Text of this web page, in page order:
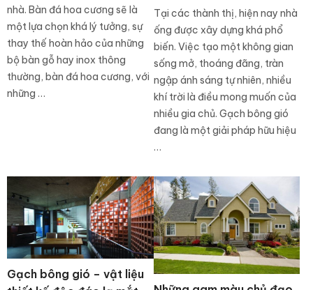
nhà. Bàn đá hoa cương sẽ là
một lựa chọn khá lý tưởng, sự
thay thế hoàn hảo của những
bộ bàn gỗ hay inox thông
thường, bàn đá hoa cương, với
những …
Tại các thành thị, hiện nay nhà
ống được xây dựng khá phổ
biến. Việc tạo một không gian
sống mở, thoáng đãng, tràn
ngập ánh sáng tự nhiên, nhiều
khí trời là điều mong muốn của
nhiều gia chủ. Gạch bông gió
đang là một giải pháp hữu hiệu
…
Gạch bông gió – vật liệu